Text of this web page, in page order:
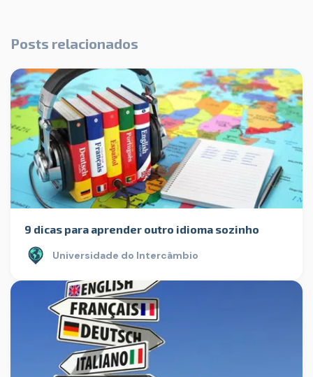
Posts relacionados
9 dicas para aprender outro idioma sozinho
Universidade do Intercâmbio